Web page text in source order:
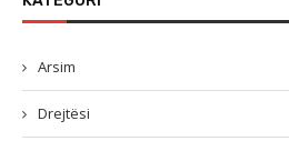
Arsim
Drejtësi